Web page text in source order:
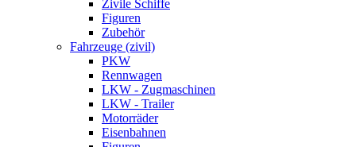
Zivile Schiffe
Figuren
Zubehör
Fahrzeuge (zivil)
PKW
Rennwagen
LKW - Zugmaschinen
LKW - Trailer
Motorräder
Eisenbahnen